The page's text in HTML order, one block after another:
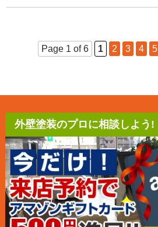
Page 1 of 6 1 2 3 4 5
外壁塗装のプロに相談しよう!